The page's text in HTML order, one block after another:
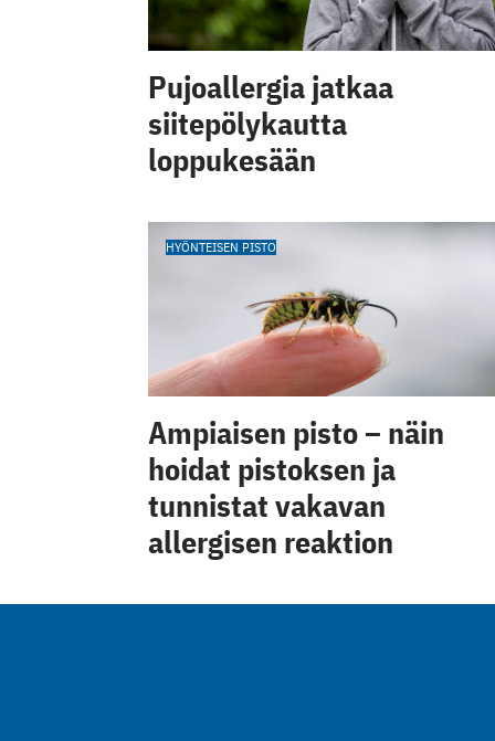
Pujoallergia jatkaa
siitepölykautta
loppukesään
HYÖNTEISEN PISTO
Ampiaisen pisto – näin
hoidat pistoksen ja
tunnistat vakavan
allergisen reaktion